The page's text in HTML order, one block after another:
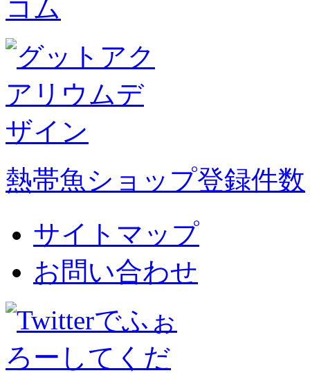
熱帯魚ショップ登録件数
サイトマップ
お問い合わせ